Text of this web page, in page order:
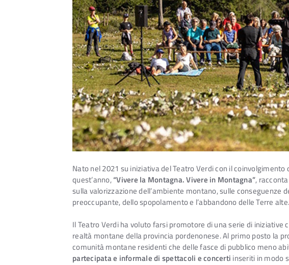
Nato nel 2021 su iniziativa del Teatro Verdi con il
quest’anno,“Vivere la Montagna. Vivere in Montagna”,
sulla valorizzazione dell’ambiente montano, sulle
preoccupante, dello spopolamento e l’abbandono delle Terre alte.
Il Teatro Verdi ha voluto farsi promotore di una serie di
realtà montane della provincia pordenonese. Al primo posto la
comunità montane residenti che delle fasce di pubblico meno
partecipata e informale di spettacoli e concerti inseriti in modo